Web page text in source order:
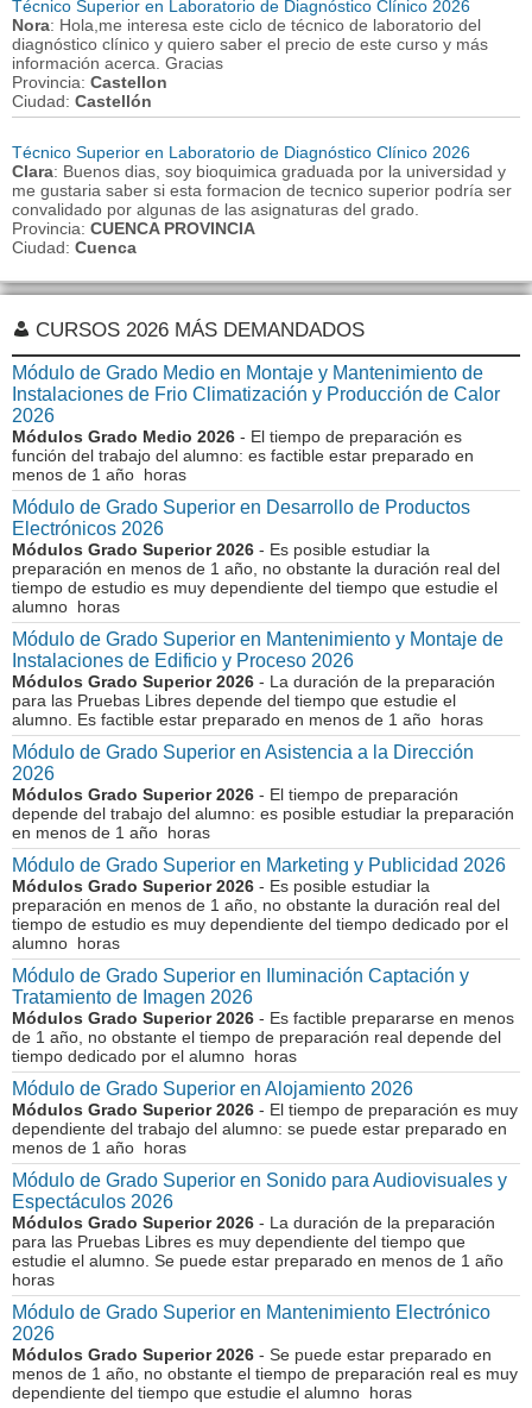
Técnico Superior en Laboratorio de Diagnóstico Clínico 2026
Nora: Hola,me interesa este ciclo de técnico de laboratorio del
diagnóstico clínico y quiero saber el precio de este curso y más
información acerca. Gracias
Provincia: Castellon
Ciudad: Castellón
Técnico Superior en Laboratorio de Diagnóstico Clínico 2026
Clara: Buenos dias, soy bioquimica graduada por la universidad y
me gustaria saber si esta formacion de tecnico superior podría ser
convalidado por algunas de las asignaturas del grado.
Provincia: CUENCA PROVINCIA
Ciudad: Cuenca
CURSOS 2026 MÁS DEMANDADOS
Módulo de Grado Medio en Montaje y Mantenimiento de
Instalaciones de Frio Climatización y Producción de Calor
2026
Módulos Grado Medio 2026 - El tiempo de preparación es
función del trabajo del alumno: es factible estar preparado en
menos de 1 año horas
Módulo de Grado Superior en Desarrollo de Productos
Electrónicos 2026
Módulos Grado Superior 2026 - Es posible estudiar la
preparación en menos de 1 año, no obstante la duración real del
tiempo de estudio es muy dependiente del tiempo que estudie el
alumno horas
Módulo de Grado Superior en Mantenimiento y Montaje de
Instalaciones de Edificio y Proceso 2026
Módulos Grado Superior 2026 - La duración de la preparación
para las Pruebas Libres depende del tiempo que estudie el
alumno. Es factible estar preparado en menos de 1 año horas
Módulo de Grado Superior en Asistencia a la Dirección
2026
Módulos Grado Superior 2026 - El tiempo de preparación
depende del trabajo del alumno: es posible estudiar la preparación
en menos de 1 año horas
Módulo de Grado Superior en Marketing y Publicidad 2026
Módulos Grado Superior 2026 - Es posible estudiar la
preparación en menos de 1 año, no obstante la duración real del
tiempo de estudio es muy dependiente del tiempo dedicado por el
alumno horas
Módulo de Grado Superior en Iluminación Captación y
Tratamiento de Imagen 2026
Módulos Grado Superior 2026 - Es factible prepararse en menos
de 1 año, no obstante el tiempo de preparación real depende del
tiempo dedicado por el alumno horas
Módulo de Grado Superior en Alojamiento 2026
Módulos Grado Superior 2026 - El tiempo de preparación es muy
dependiente del trabajo del alumno: se puede estar preparado en
menos de 1 año horas
Módulo de Grado Superior en Sonido para Audiovisuales y
Espectáculos 2026
Módulos Grado Superior 2026 - La duración de la preparación
para las Pruebas Libres es muy dependiente del tiempo que
estudie el alumno. Se puede estar preparado en menos de 1 año
horas
Módulo de Grado Superior en Mantenimiento Electrónico
2026
Módulos Grado Superior 2026 - Se puede estar preparado en
menos de 1 año, no obstante el tiempo de preparación real es muy
dependiente del tiempo que estudie el alumno horas